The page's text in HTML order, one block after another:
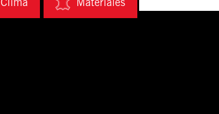
Clima Materiales